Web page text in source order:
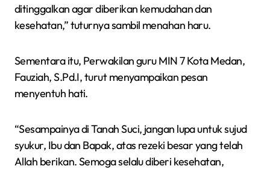
ditinggalkan agar diberikan kemudahan dan
kesehatan,” tuturnya sambil menahan haru.
Sementara itu, Perwakilan guru MIN 7 Kota Medan,
Fauziah, S.Pd.I, turut menyampaikan pesan
menyentuh hati.
“Sesampainya di Tanah Suci, jangan lupa untuk sujud
syukur, Ibu dan Bapak, atas rezeki besar yang telah
Allah berikan. Semoga selalu diberi kesehatan,